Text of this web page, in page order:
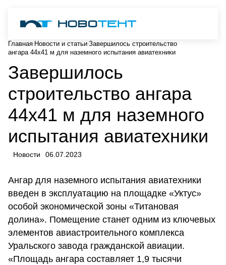
Главная Новости и статьи Завершилось строительство
ангара 44х41 м для наземного испытания авиатехники
Завершилось
строительство ангара
44х41 м для наземного
испытания авиатехники
Новости 06.07.2023
Ангар для наземного испытания авиатехники
введен в эксплуатацию на площадке «Уктус»
особой экономической зоны «Титановая
долина». Помещение станет одним из ключевых
элементов авиастроительного комплекса
Уральского завода гражданской авиации.
«Площадь ангара составляет 1,9 тысячи